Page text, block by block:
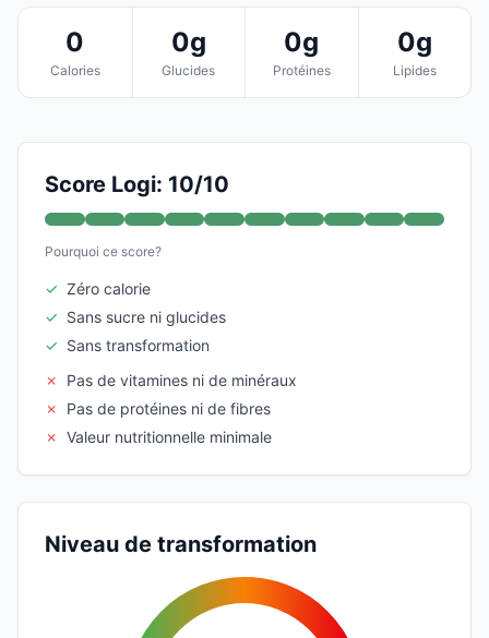
0
Calories
0g
Glucides
0g
Protéines
0g
Lipides
Score Logi: 10/10
Pourquoi ce score?
✓ Zéro calorie
✓ Sans sucre ni glucides
✓ Sans transformation
✗
Pas de vitamines ni de minéraux
✗
Pas de protéines ni de fibres
✗ Valeur nutritionnelle minimale
Niveau de transformation